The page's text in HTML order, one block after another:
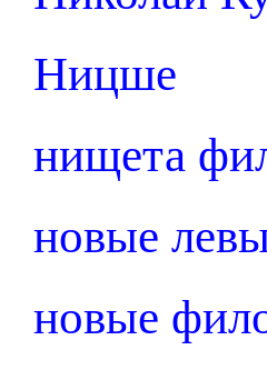
Ницше
нищета
новые
новые